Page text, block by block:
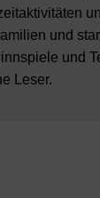
und
und
Leser.